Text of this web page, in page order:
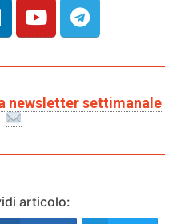
newsletter settimanale
articolo: